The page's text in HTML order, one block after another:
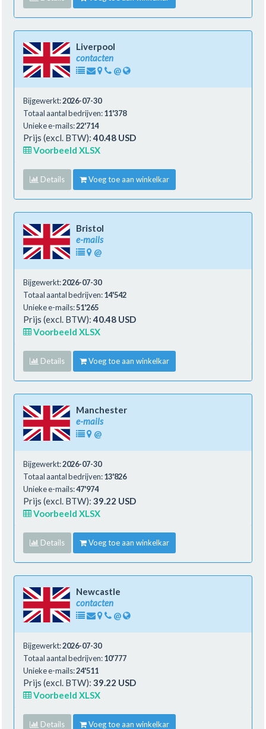
Liverpool
contacten
@
Bijgewerkt:2026-07-30
Totaal aantal bedrijven:11'378
Unieke e-mails:22'714
Prijs (excl. BTW):40.48 USD
Voorbeeld XLSX
Details Voeg toe aan winkelkar
Bristol
e-mails
@
Bijgewerkt:2026-07-30
Totaal aantal bedrijven:14'542
Unieke e-mails:51'265
Prijs (excl. BTW):40.48 USD
Voorbeeld XLSX
Details Voeg toe aan winkelkar
Manchester
e-mails
@
Bijgewerkt:2026-07-30
Totaal aantal bedrijven:13'826
Unieke e-mails:47'974
Prijs (excl. BTW): 39.22 USD
Voorbeeld XLSX
Details Voeg toe aan winkelkar
Newcastle
contacten
@
Bijgewerkt:2026-07-30
Totaal aantal bedrijven:10'777
Unieke e-mails:24'511
Prijs (excl. BTW): 39.22 USD
Voorbeeld XLSX
Details Voeg toe aan winkelkar